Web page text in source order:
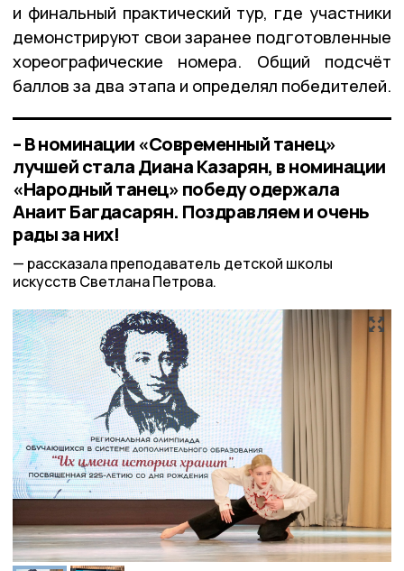
и финальный практический тур, где участники
демонстрируют свои заранее подготовленные
хореографические номера. Общий подсчёт
баллов за два этапа и определял победителей.
– В номинации «Современный танец»
лучшей стала Диана Казарян, в номинации
«Народный танец» победу одержала
Анаит Багдасарян. Поздравляем и очень
рады за них!
рассказала преподаватель детской школы
искусств Светлана Петрова.